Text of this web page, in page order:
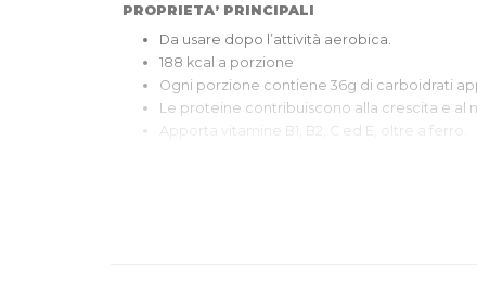
PROPRIETA’ PRINCIPALI
Da usare dopo l’attività aerobica.
188 kcal a porzione
Ogni porzione contiene 36g di carboidrati
Le proteine contribuiscono alla crescita e al
Apporta vitamine B1, B2, C ed E, oltre a ferro.
Le proteine del latte sono proteine di